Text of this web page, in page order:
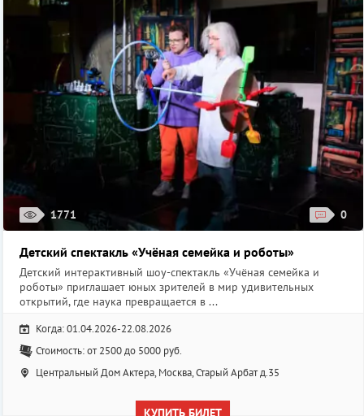
1771 0
Детский спектакль «Учёная семейка и роботы»
Детский интерактивный шоу-спектакль «Учёная семейка и
роботы» приглашает юных зрителей в мир удивительных
открытий, где наука превращается в ...
Когда: 01.04.2026-22.08.2026
Стоимость: от 2500 до 5000 руб.
Центральный Дом Актера, Москва, Старый Арбат д.35
КУПИТЬ БИЛЕТ